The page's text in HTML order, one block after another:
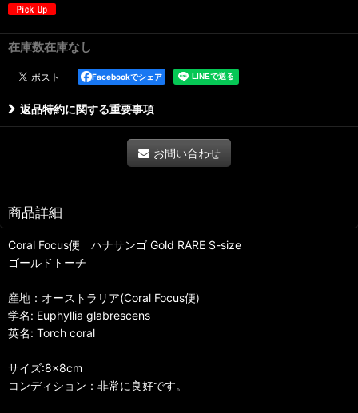
在庫数在庫なし
Facebookでシェア
返品特約に関する重要事項
お問い合わせ
商品詳細
Coral Focus便 ハナサンゴ Gold RARE S-size
ゴールドトーチ
産地：オーストラリア(Coral Focus便)
学名: Euphyllia glabrescens
英名: Torch coral
サイズ:8×8cm
コンディション：非常に良好です。